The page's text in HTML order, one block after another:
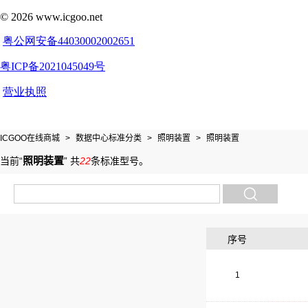
ICGOO在线商城 > 数据中心标准分类 > 照明装置 > 照明装置
当前“照明装置” 共22条标准型号。
序号
1